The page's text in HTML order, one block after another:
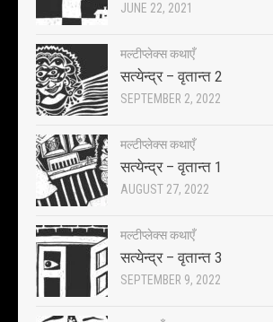
JUNE 22, 2021
मल्टीप्लेक्स कथाएँ
सत्येन्द्र – वृतान्त 2
SEPTEMBER 2, 2022
मल्टीप्लेक्स कथाएँ
सत्येन्द्र – वृतान्त 1
AUGUST 27, 2022
मल्टीप्लेक्स कथाएँ
सत्येन्द्र – वृतान्त 3
SEPTEMBER 9, 2022